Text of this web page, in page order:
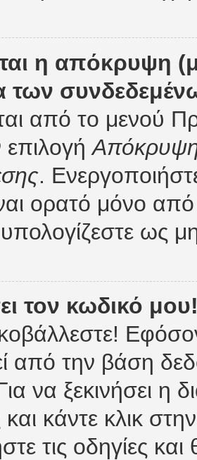
η απόκρυψη
των
από το μενού
επιλογήΑπόκρυψη
.
ορατό μόνο από
ως
τον κωδικό
από την βάση
να ξεκινήσει η
κάντε κλικ
τις οδηγίες